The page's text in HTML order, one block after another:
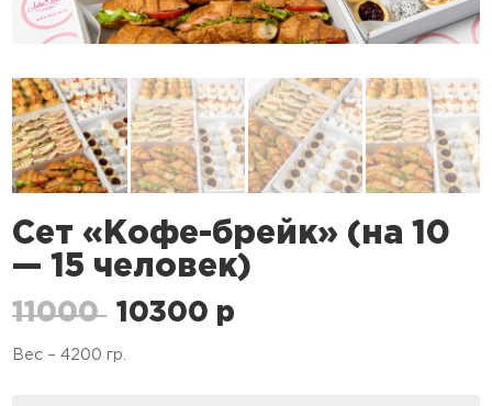
Сет «Кофе-брейк» (на 10
— 15 человек)
11000 Первоначальная
составляла
10300 p
Вес – 4200 гр.